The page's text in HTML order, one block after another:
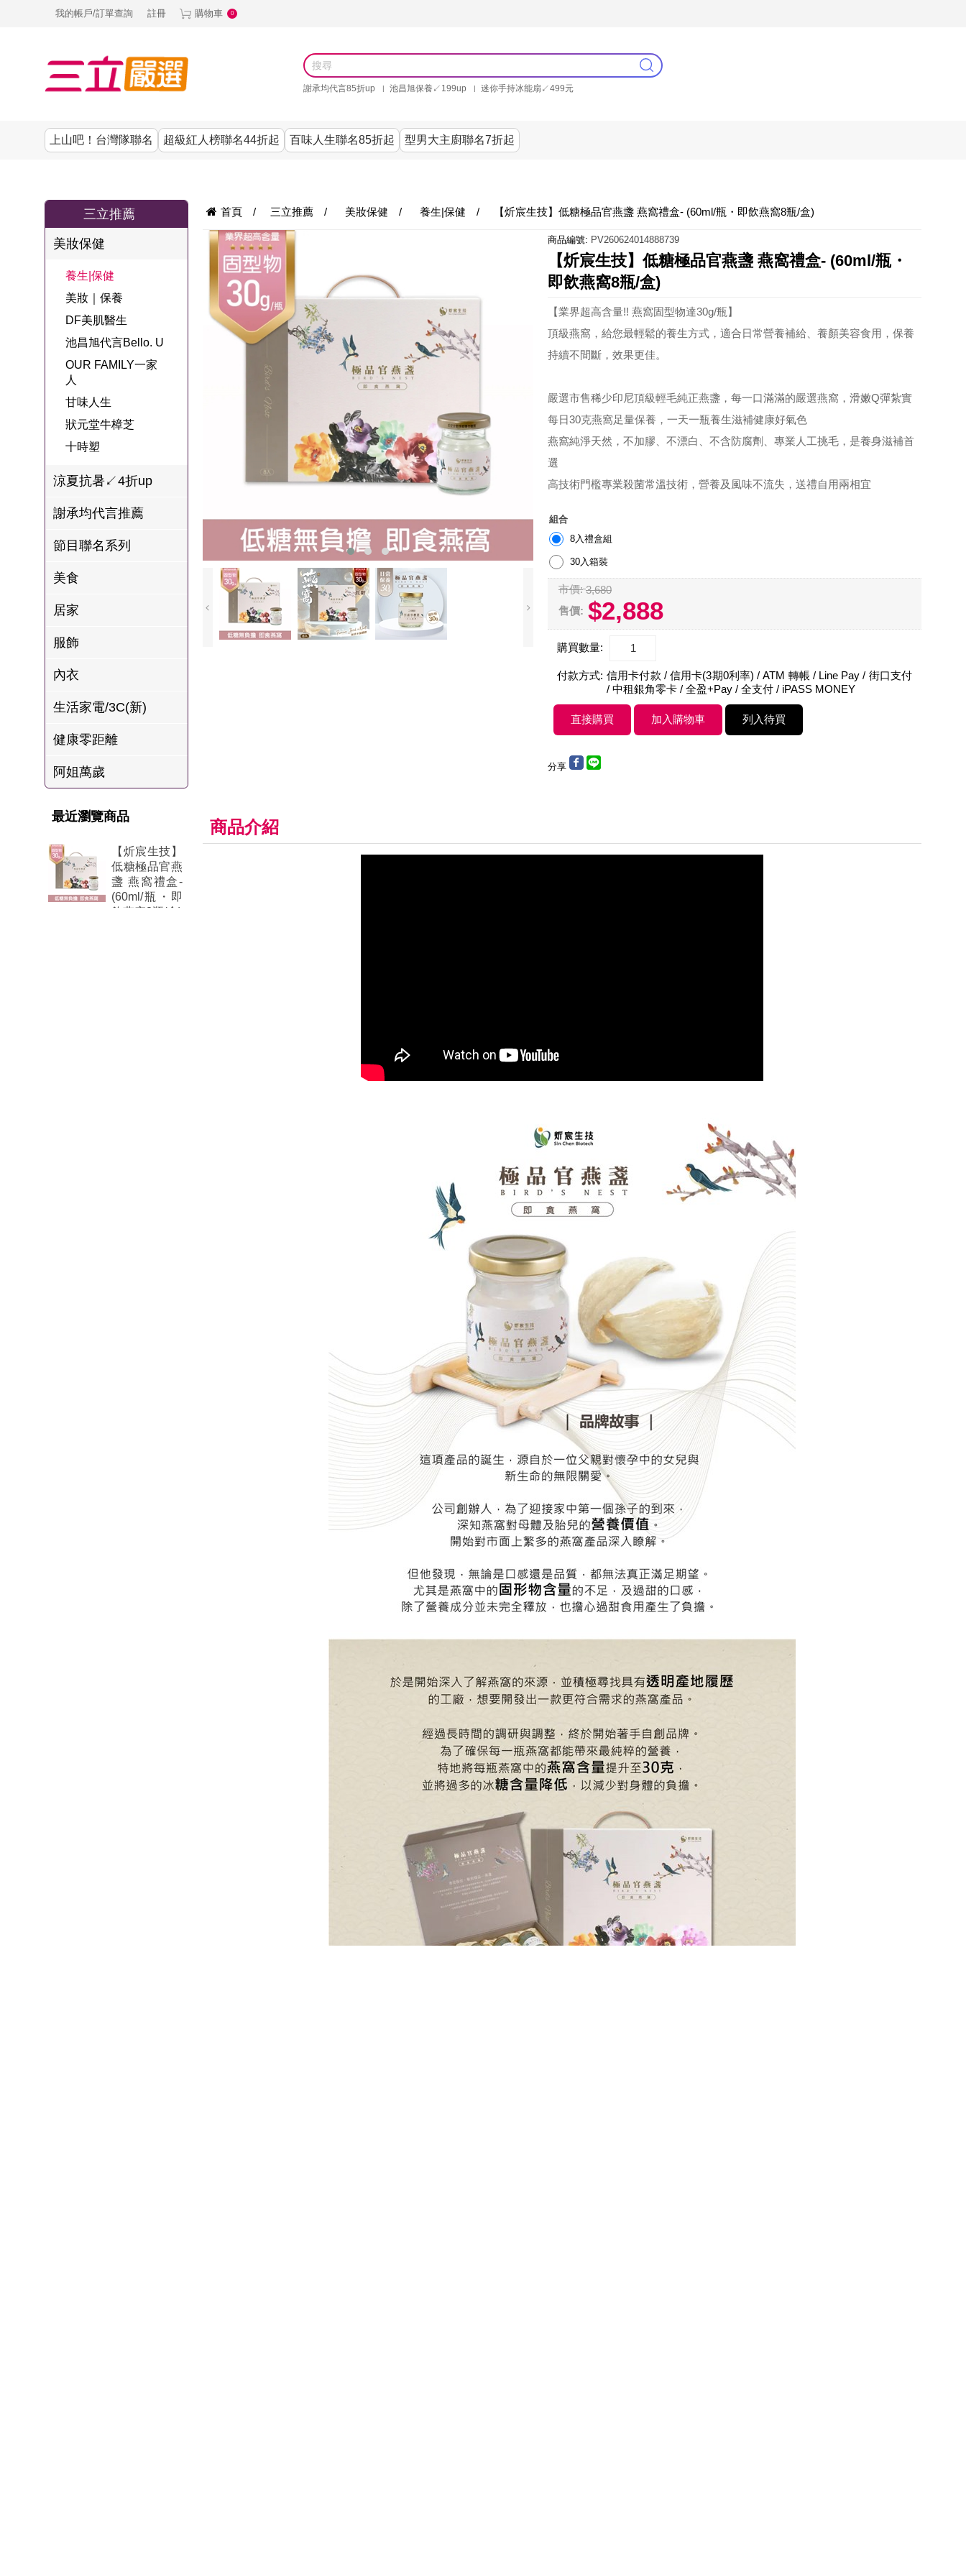
我的帳戶/訂單查詢 註冊 購物車 0
謝承均代言85折up 池昌旭保養↙199up
迷你手持冰能扇↙499元
上山吧！台灣隊聯名 超級紅人榜聯名44折起 百味人生聯名85折起 型男大主廚聯名7折起
古溜x五秀園
熱銷排行
夜聯名
名
型男大主廚聯
名
節目聯名商品
推薦
熱銷排行
品
焙
林聰明沙鍋魚
頭
冷藏 | 冷凍食品
李大娘手工水
三立X信海 星
鮮蝦蝦滑
愛雅辣呦
肉爐
海瑞摃丸
八兩排烤肉組
熱銷排行
清潔用品
寢具│床墊
宗教開運
ELVIS愛菲斯
寢具
Astonish英國潔
金健康石墨烯
台塑生醫
熱銷排行
機能服飾
配件
PP波瑟楓妮品
牌館
L’eBeauty包包
養生|保健
池昌旭代言
OUR FAMILY
甘味人生
十時塑
熱銷排行
女內褲
男內褲
NEONER
熱銷排行
美容專區
涼夏家電
3C
1MORE耳機
韓國
SKINASSET
甘味人生鍵力
肽↙85折
百味人生
三立推薦
美妝保健
養生|保健
美妝｜保養
DF美肌醫生
池昌旭代言Bello. U
OUR FAMILY一家
人
甘味人生
狀元堂牛樟芝
十時塑
涼夏抗暑↙4折up
謝承均代言推薦
節目聯名系列
美食
居家
服飾
內衣
生活家電/3C(新)
健康零距離
阿姐萬歲
最近瀏覽商品
【炘宸生技】
低糖極品官燕
盞 燕窩禮盒-
(60ml/瓶・即
飲燕窩8瓶/盒)
首頁 / 三立推薦 / 美妝保健 / 養生|保健 / 【炘宸生技】低糖極品官燕盞 燕窩禮盒- (60ml/瓶・即飲燕窩8瓶/盒)
商品編號: PV260624014888739
【炘宸生技】低糖極品官燕盞 燕窩禮盒- (60ml/瓶・
即飲燕窩8瓶/盒)
【業界超高含量!! 燕窩固型物達30g/瓶】
頂級燕窩，給您最輕鬆的養生方式，適合日常營養補給、養顏美容食用，保養
持續不間斷，效果更佳。
嚴選市售稀少印尼頂級輕毛純正燕盞，每一口滿滿的嚴選燕窩，滑嫩Q彈紮實
每日30克燕窩足量保養，一天一瓶養生滋補健康好氣色
燕窩純淨天然，不加膠、不漂白、不含防腐劑、專業人工挑毛，是養身滋補首
選
高技術門檻專業殺菌常溫技術，營養及風味不流失，送禮自用兩相宜
組合
8入禮盒組
30入箱裝
市價: 3,680
售價: $2,888
購買數量:
付款方式: 信用卡付款 / 信用卡(3期0利率) / ATM 轉帳 / Line Pay / 街口支付
/ 中租銀角零卡 / 全盈+Pay / 全支付 / iPASS MONEY
分享
商品介紹